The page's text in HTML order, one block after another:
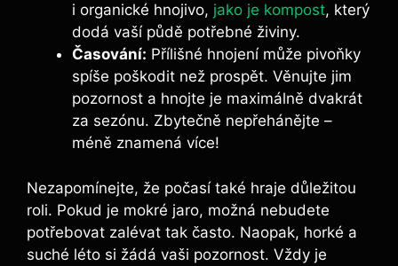
i organické hnojivo, ‍ jako je kompost, který⁤
dodá vaší‌ půdě potřebné živiny.
Časování: Přílišné hnojení může pivoňky
spíše poškodit než prospět. Věnujte jim
pozornost⁢ a hnojte je⁤ maximálně dvakrát⁤
za sezónu. Zbytečně nepřehánějte –
méně znamená více!
Nezapomínejte, že počasí také hraje důležitou
roli. Pokud⁤ je mokré jaro, možná ⁣nebudete
potřebovat zalévat tak často. Naopak, horké a
suché léto si žádá vaši pozornost. Vždy je